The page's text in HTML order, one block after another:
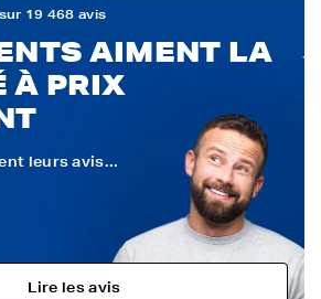
19 468 avis
AIMENT LA
À PRIX
leurs avis...
Lire les avis